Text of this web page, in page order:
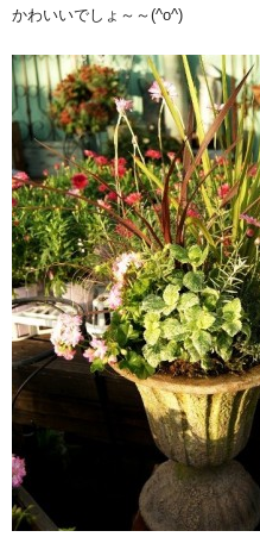
かわいいでしょ～～(^o^)